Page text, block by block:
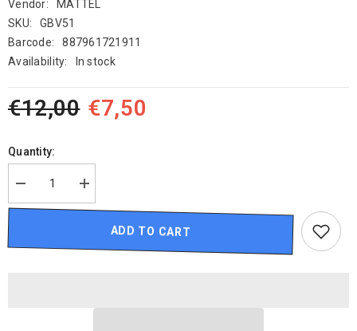
Vendor:
MATTEL
SKU:
GBV51
Barcode:
887961721911
Availability:
In stock
€12,00 €7,50
Quantity:
Decrease
quantity
for
-
Increase
quantity
for
Disney
-
ADD TO CART